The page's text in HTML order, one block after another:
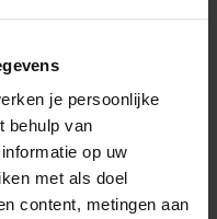
je persoonlijke
behulp van
op uw
met als doel
content, metingen aan